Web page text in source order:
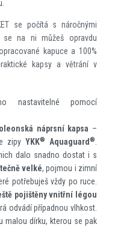
se počítá s náročnými
na ni můžeš opravdu
kapuce a 100%
kapsy a větrání v
nastavitelné pomocí
náprsní kapsa –
zipy YKK® Aquaguard ®.
dalo snadno dostat i s
velké, pojmou i zimní
potřebuješ vždy po ruce.
pojištěny vnitřní légou
odvádí případnou vlhkost.
malou dírku, kterou se pak